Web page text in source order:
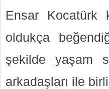
Ensar Kocatürk
oldukça
şekilde yaşam
arkadaşları ile